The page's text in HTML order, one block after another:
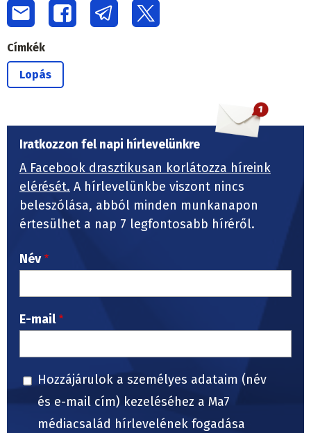
Címkék
Lopás
Iratkozzon fel napi hírlevelünkre
A Facebook drasztikusan korlátozza híreink
elérését. A hírlevelünkbe viszont nincs
beleszólása, abból minden munkanapon
értesülhet a nap 7 legfontosabb híréről.
Név
E-mail
Hozzájárulok a személyes adataim (név
és e-mail cím) kezeléséhez a Ma7
médiacsalád hírlevelének fogadása